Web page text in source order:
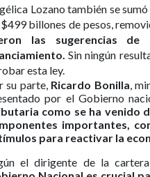
Lozano también se
billones de pesos,
las sugerencias
Sin ningún
esta ley.
su parte, Ricardo Bonilla,
por el Gobierno
como se ha venido
importantes,
para reactivar la
el dirigente de la